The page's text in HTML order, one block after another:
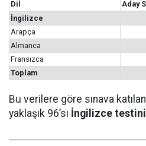
Dil
Aday
İngilizce
Arapça
Almanca
Fransızca
Toplam
Bu verilere göre sınava
yaklaşık 96’sı İngilizce testini